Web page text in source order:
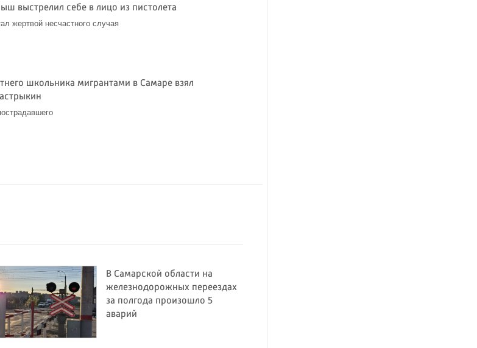
выстрелил себе в лицо из пистолета
жертвой несчастного случая
школьника мигрантами в Самаре взял
В Самарской области на
железнодорожных переездах
за полгода произошло 5
аварий